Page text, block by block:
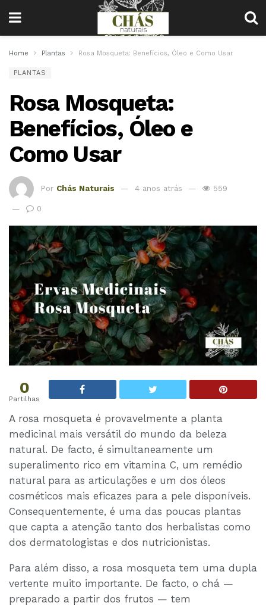
Home Plantas Rosa Mosqueta: Benefícios, Óleo e Como Usar
PLANTAS
Rosa Mosqueta:
Benefícios, Óleo e
Como Usar
Por Chás Naturais 4 anos atrás 559
0
0
Partilhas
A rosa mosqueta é provavelmente a planta
medicinal mais versátil do mundo da beleza
natural. De facto, é simultaneamente um
superalimento rico em vitamina C, um remédio
natural para as articulações e um dos óleos
cosméticos mais eficazes para a pele disponíveis.
Consequentemente, é uma das poucas plantas
que capta a atenção tanto dos herbalistas como
dos dermatologistas e dos nutricionistas.
Para além disso, a rosa mosqueta tem uma dupla
vertente muito importante. De facto, o chá —
preparado a partir dos frutos — tem